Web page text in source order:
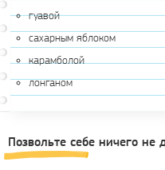
гуавой
сахарным яблоком
карамболой
лонганом
Позвольте себе ничего не